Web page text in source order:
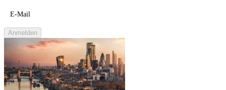
E-Mail
Anmelden